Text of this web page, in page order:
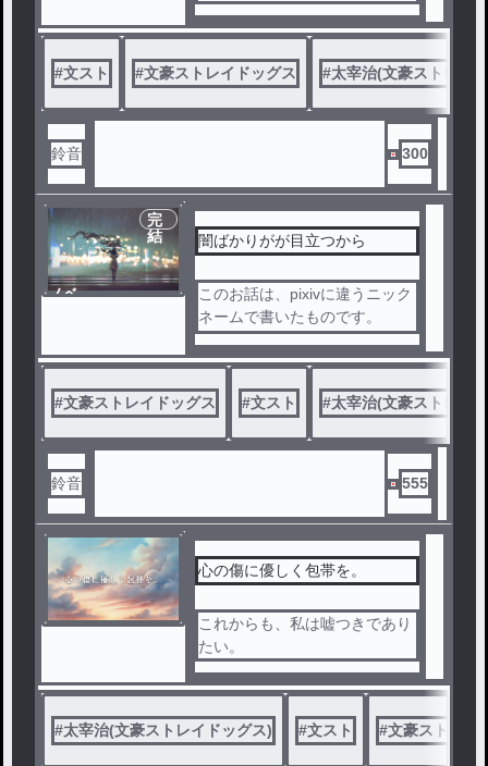
#文スト #文豪ストレイドッグス #太宰治(文豪ストレイ
鈴音 300
ノベ
完
結
闇ばかりがが目立つから
このお話は、pixivに違うニック
ネームで書いたものです。
美しい嘘とは。
今とは全く違う過去を鮮明に思
い出せること、それは呪いか。
人間とは、何者か。
#文豪ストレイドッグス #文スト #太宰治(文豪ストレイ
鈴音 555
心の傷に優しく包帯を。
これからも、私は嘘つきであり
たい。
#太宰治(文豪ストレイドッグス) #文スト #文豪ストレイ